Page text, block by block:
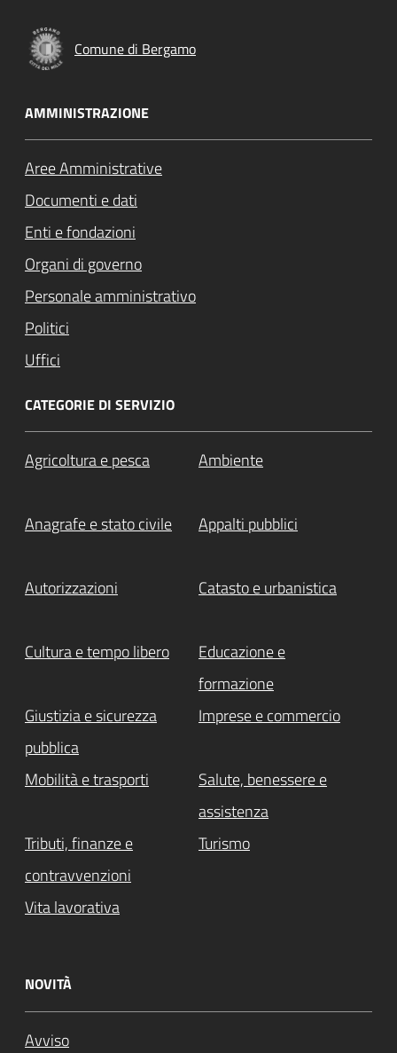
Comune di Bergamo
AMMINISTRAZIONE
Aree Amministrative
Documenti e dati
Enti e fondazioni
Organi di governo
Personale amministrativo
Politici
Uffici
CATEGORIE DI SERVIZIO
Agricoltura e pesca Ambiente
Anagrafe e stato civile Appalti pubblici
Autorizzazioni Catasto e urbanistica
Cultura e tempo libero
Educazione e
formazione
Giustizia e sicurezza
pubblica
Imprese e commercio
Mobilità e trasporti
Salute, benessere e
assistenza
Tributi, finanze e
contravvenzioni
Turismo
Vita lavorativa
NOVITÀ
Avviso